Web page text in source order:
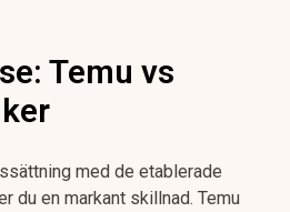
Temu vs
med de etablerade
du en markant skillnad. Temu